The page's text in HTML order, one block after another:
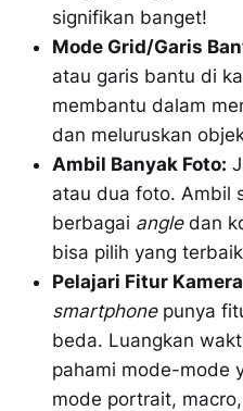
signifikan banget!
Mode Grid/Garis
atau garis bantu di
membantu dalam
dan meluruskan
Ambil Banyak Foto:
atau dua foto. Ambil
berbagai angledan
bisa pilih yang
Pelajari Fitur
smartphonepunya
beda. Luangkan
pahami mode-mode
mode portrait,